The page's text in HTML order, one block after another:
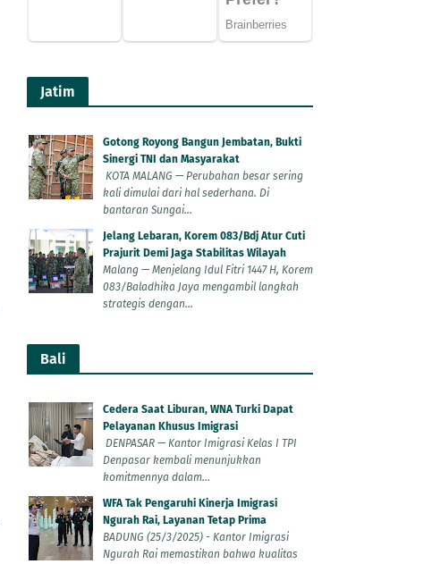
Jatim
Gotong Royong Bangun Jembatan, Bukti
Sinergi TNI dan Masyarakat
KOTA MALANG — Perubahan besar sering
kali dimulai dari hal sederhana. Di
bantaran Sungai...
Jelang Lebaran, Korem 083/Bdj Atur Cuti
Prajurit Demi Jaga Stabilitas Wilayah
Malang — Menjelang Idul Fitri 1447 H, Korem
083/Baladhika Jaya mengambil langkah
strategis dengan...
Bali
Cedera Saat Liburan, WNA Turki Dapat
Pelayanan Khusus Imigrasi
DENPASAR — Kantor Imigrasi Kelas I TPI
Denpasar kembali menunjukkan
komitmennya dalam...
WFA Tak Pengaruhi Kinerja Imigrasi
Ngurah Rai, Layanan Tetap Prima
BADUNG (25/3/2025) - Kantor Imigrasi
Ngurah Rai memastikan bahwa kualitas